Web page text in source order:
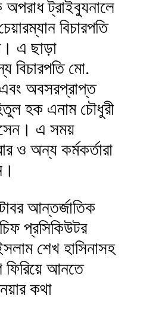
অপরাধ ট্রাইব্যুনালে
বিচারপতি
এ ছাড়া
বিচারপতি মো.
অবসরপ্রাপ্ত
হক এনাম চৌধুরী
এ সময়
ও অন্য কর্মকর্তারা
আন্তর্জাতিক
প্রসিকিউটর
শেখ হাসিনাসহ
আনতে
কথা